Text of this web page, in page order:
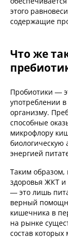
этого
содержащие
Что же
Пробиотики —
употреблении
организму.
способные
микрофлору
биологическую
энергией
Таким образом,
здоровья ЖКТ
— это лишь
верный
кишечника в
на рынке
состав которых